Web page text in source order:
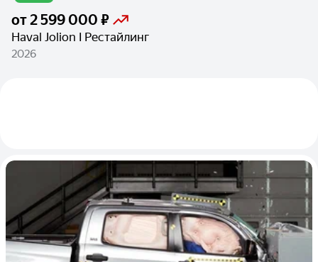
от2 599 000 ₽
Haval Jolion I Рестайлинг
2026